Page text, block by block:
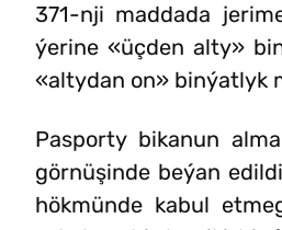
371-nji maddada
ýerine «üçden alty»
«altydan on» binýatlyk
Pasporty bikanun
görnüşinde beýan
hökmünde kabul